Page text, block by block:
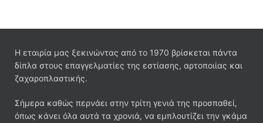
Η εταιρία μας ξεκινώντας από το 1970 βρίσκεται πάντα
δίπλα στους επαγγελματίες της εστίασης, αρτοποιίας και
ζαχαροπλαστικής.
Σήμερα καθώς περνάει στην τρίτη γενιά της προσπαθεί,
όπως κάνει όλα αυτά τα χρονιά, να εμπλουτίζει την γκάμα